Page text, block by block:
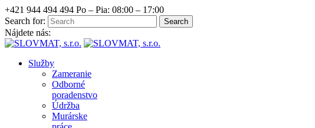
+421 944 494 494 Po – Pia: 08:00 – 17:00
Search for:
Nájdete nás:
Služby
Zameranie
Odborné
poradenstvo
Údržba
Murárske